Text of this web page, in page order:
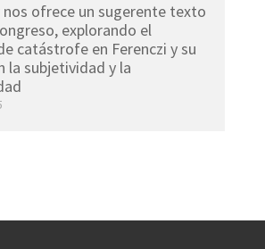
nos ofrece un sugerente texto
explorando el
catástrofe en Ferenczi y su
la subjetividad y la